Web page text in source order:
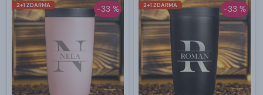
-33 %
2+1 ZDARMA -33 %
2+1 ZDARMA